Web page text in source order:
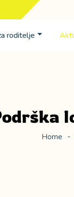
roditelje
Home